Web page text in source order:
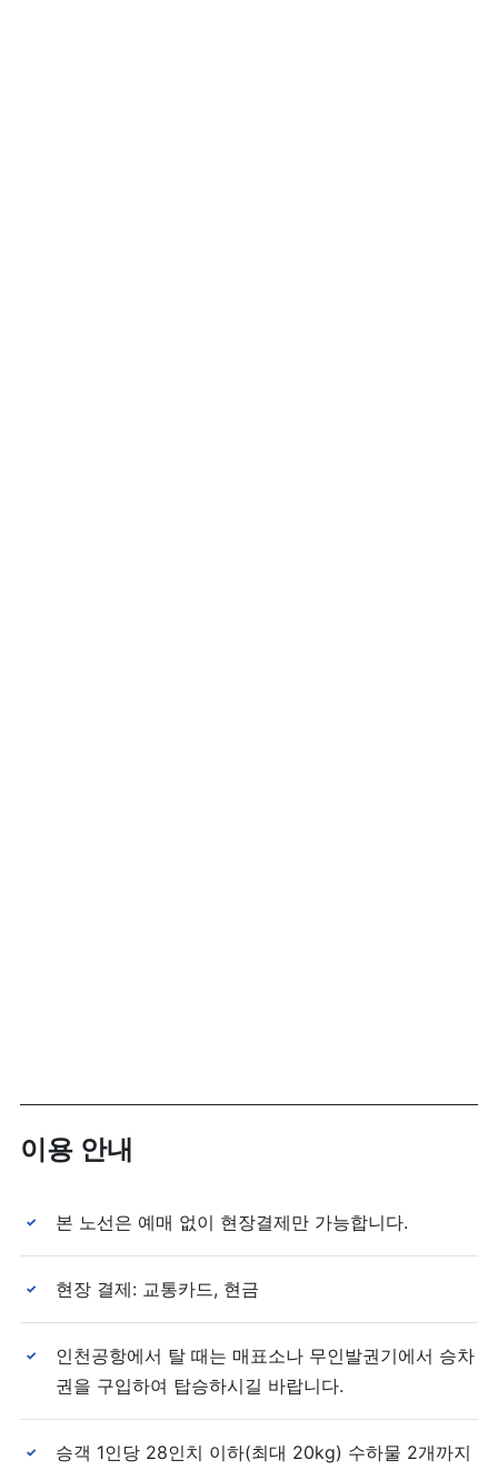
이용 안내
✓ 본 노선은 예매 없이 현장결제만 가능합니다.
✓ 현장 결제: 교통카드, 현금
✓
인천공항에서 탈 때는 매표소나 무인발권기에서 승차
권을 구입하여 탑승하시길 바랍니다.
✓
승객 1인당 28인치 이하(최대 20kg) 수하물 2개까지